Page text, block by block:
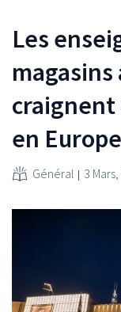
Les
craignent
en Europe
Général 3